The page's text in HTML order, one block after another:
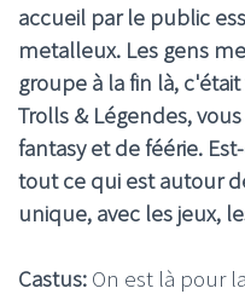
accueil par le public
metalleux. Les gens
groupe à la fin là,
Trolls & Légendes,
fantasy et de féérie.
tout ce qui est autour
unique, avec les jeux,
Castus: On est là pour